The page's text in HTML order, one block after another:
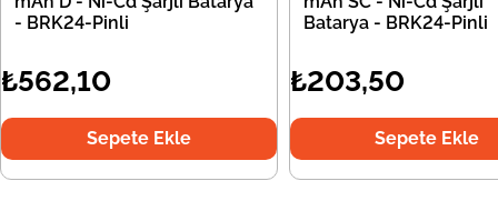
- BRK24-Pinli
₺562,10
Sepete Ekle
Batarya - BRK24-Pinli
₺203,50
Sepete Ekle